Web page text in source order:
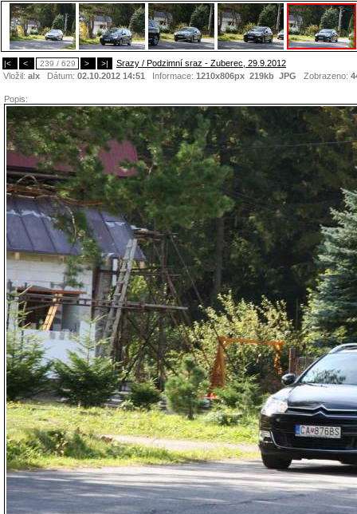
|< < 239 / 629 > >|
Srazy / Podzimní sraz - Zuberec, 29.9.2012
Vložil: alx Dátum: 02.10.2012 14:51 Informace: 1210x806px 219kb JPG Zobrazeno:
Popis: